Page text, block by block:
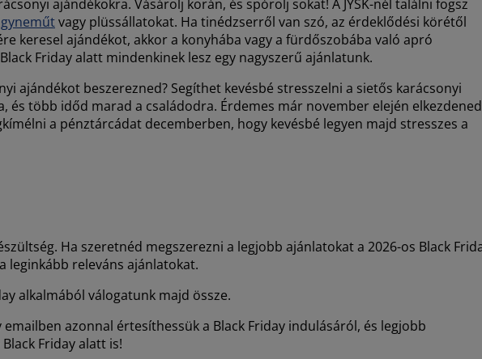
ajándékokra. Vásárolj korán, és spórolj sokat! A JYSK-nél találni fogsz
vagy plüssállatokat. Ha tinédzserről van szó, az érdeklődési körétől
keresel ajándékot, akkor a konyhába vagy a fürdőszobába való apró
Friday alatt mindenkinek lesz egy nagyszerű ajánlatunk.
ajándékot beszerezned? Segíthet kevésbé stresszelni a sietős karácsonyi
több időd marad a családodra. Érdemes már november elején
a pénztárcádat decemberben, hogy kevésbé legyen majd stresszes a
Ha szeretnéd megszerezni a legjobb ajánlatokat a 2026-os Black
leginkább releváns ajánlatokat.
alkalmából válogatunk majd össze.
azonnal értesíthessük a Black Friday indulásáról, és legjobb
Friday alatt is!